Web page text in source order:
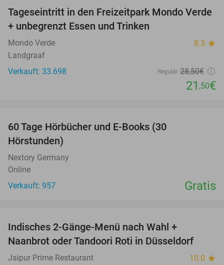
25%
Tageseintritt in den Freizeitpark Mondo Verde
+ unbegrenzt Essen und Trinken
Mondo Verde 8.3 star
Landgraaf
Verkauft: 33.698
Regulär 28,50€
21 ,50€
60 Tage Hörbücher und E-Books (30
Hörstunden)
Nextory Germany
Online
Verkauft: 957
Gratis
Indisches 2-Gänge-Menü nach Wahl +
Naanbrot oder Tandoori Roti in Düsseldorf
Jaipur Prime Restaurant 10.0 star